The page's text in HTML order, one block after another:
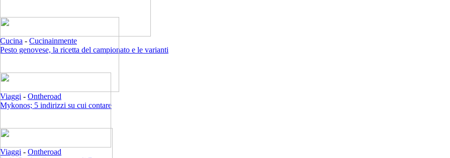
Cucina - Cucinainmente
Pesto genovese, la ricetta del campionato e le varianti
Viaggi - Ontheroad
Mykonos; 5 indirizzi su cui contare
Viaggi - Ontheroad